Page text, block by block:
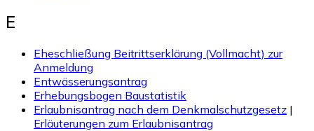
E
Eheschließung Beitrittserklärung (Vollmacht) zur
Anmeldung
Entwässerungsantrag
Erhebungsbogen Baustatistik
Erlaubnisantrag nach dem Denkmalschutzgesetz |
Erläuterungen zum Erlaubnisantrag